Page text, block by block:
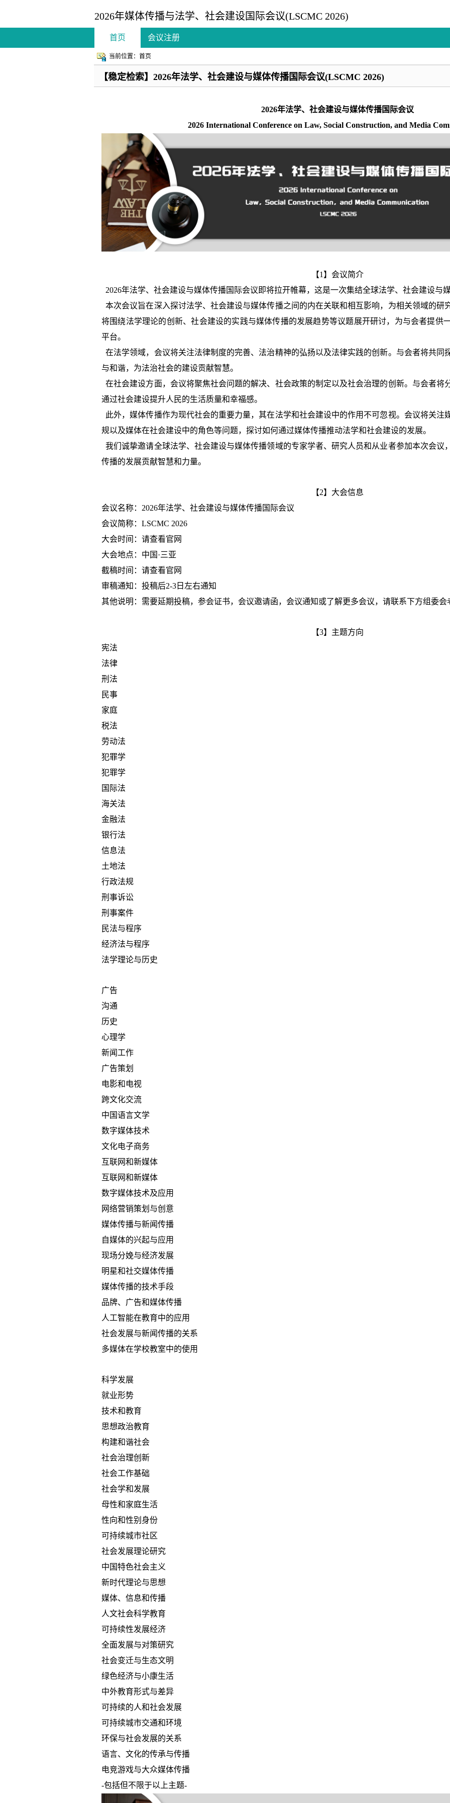
2026年媒体传播与法学、社会建设国际会议(LSCMC 2026)
首页 会议注册
当前位置：首页
【稳定检索】2026年法学、社会建设与媒体传播国际会议(LSCMC 2026)
2026年法学、社会建设与媒体传播国际会议
2026 International Conference on Law, Social Construction, and Media
【1】会议简介
2026年法学、社会建设与媒体传播国际会议即将拉开帷幕，这是一次集结全球法学、社会建设与
本次会议旨在深入探讨法学、社会建设与媒体传播之间的内在关联和相互影响，为相关领域的研
将围绕法学理论的创新、社会建设的实践与媒体传播的发展趋势等议题展开研讨，为与会者提供
平台。
在法学领域，会议将关注法律制度的完善、法治精神的弘扬以及法律实践的创新。与会者将共同
与和谐，为法治社会的建设贡献智慧。
在社会建设方面，会议将聚焦社会问题的解决、社会政策的制定以及社会治理的创新。与会者将
通过社会建设提升人民的生活质量和幸福感。
此外，媒体传播作为现代社会的重要力量，其在法学和社会建设中的作用不可忽视。会议将关注
规以及媒体在社会建设中的角色等问题，探讨如何通过媒体传播推动法学和社会建设的发展。
我们诚挚邀请全球法学、社会建设与媒体传播领域的专家学者、研究人员和从业者参加本次会议
传播的发展贡献智慧和力量。
【2】大会信息
会议名称：2026年法学、社会建设与媒体传播国际会议
会议简称：LSCMC 2026
大会时间： 请查看官网
大会地点：中国·三亚
截稿时间：请查看官网
审稿通知：投稿后2-3日左右通知
其他说明：需要延期投稿，参会证书，会议邀请函，会议通知或了解更多会议，请联系下方组委会
【3】主题方向
宪法
法律
刑法
民事
家庭
税法
劳动法
犯罪学
犯罪学
国际法
海关法
金融法
银行法
信息法
土地法
行政法规
刑事诉讼
刑事案件
民法与程序
经济法与程序
法学理论与历史
广告
沟通
历史
心理学
新闻工作
广告策划
电影和电视
跨文化交流
中国语言文学
数字媒体技术
文化电子商务
互联网和新媒体
互联网和新媒体
数字媒体技术及应用
网络营销策划与创意
媒体传播与新闻传播
自媒体的兴起与应用
现场分娩与经济发展
明星和社交媒体传播
媒体传播的技术手段
品牌、广告和媒体传播
人工智能在教育中的应用
社会发展与新闻传播的关系
多媒体在学校教室中的使用
科学发展
就业形势
技术和教育
思想政治教育
构建和谐社会
社会治理创新
社会工作基础
社会学和发展
母性和家庭生活
性向和性别身份
可持续城市社区
社会发展理论研究
中国特色社会主义
新时代理论与思想
媒体、信息和传播
人文社会科学教育
可持续性发展经济
全面发展与对策研究
社会变迁与生态文明
绿色经济与小康生活
中外教育形式与差异
可持续的人和社会发展
可持续城市交通和环境
环保与社会发展的关系
语言、文化的传承与传播
电竞游戏与大众媒体传播
-包括但不限于以上主题-